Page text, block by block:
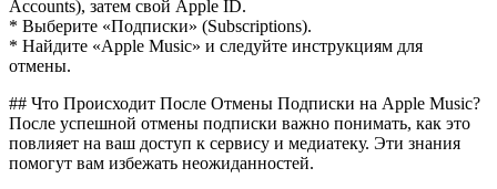
Accounts), затем свой Apple ID.
* Выберите «Подписки» (Subscriptions).
* Найдите «Apple Music» и следуйте инструкциям для
отмены.
## Что Происходит После Отмены Подписки на Apple Music?
После успешной отмены подписки важно понимать, как это
повлияет на ваш доступ к сервису и медиатеку. Эти знания
помогут вам избежать неожиданностей.